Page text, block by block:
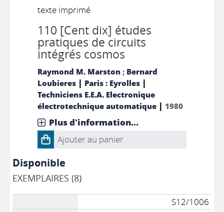
texte imprimé
110 [Cent dix] études
pratiques de circuits
intégrés cosmos
Raymond M. Marston ; Bernard
Loubieres | Paris : Eyrolles|
Techniciens E.E.A. Electronique
électrotechnique automatique| 1980
Plus d'information...
Ajouter au panier
Disponible
EXEMPLAIRES (8)
S12/1006